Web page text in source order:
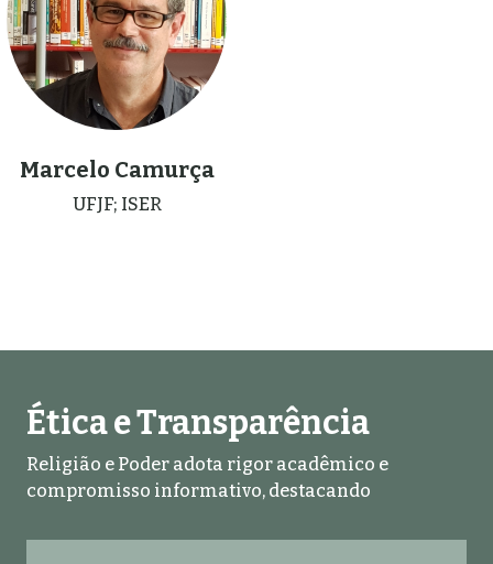
Marcelo Camurça
UFJF; ISER
Ética e Transparência
Religião e Poder adota rigor acadêmico e
compromisso informativo, destacando